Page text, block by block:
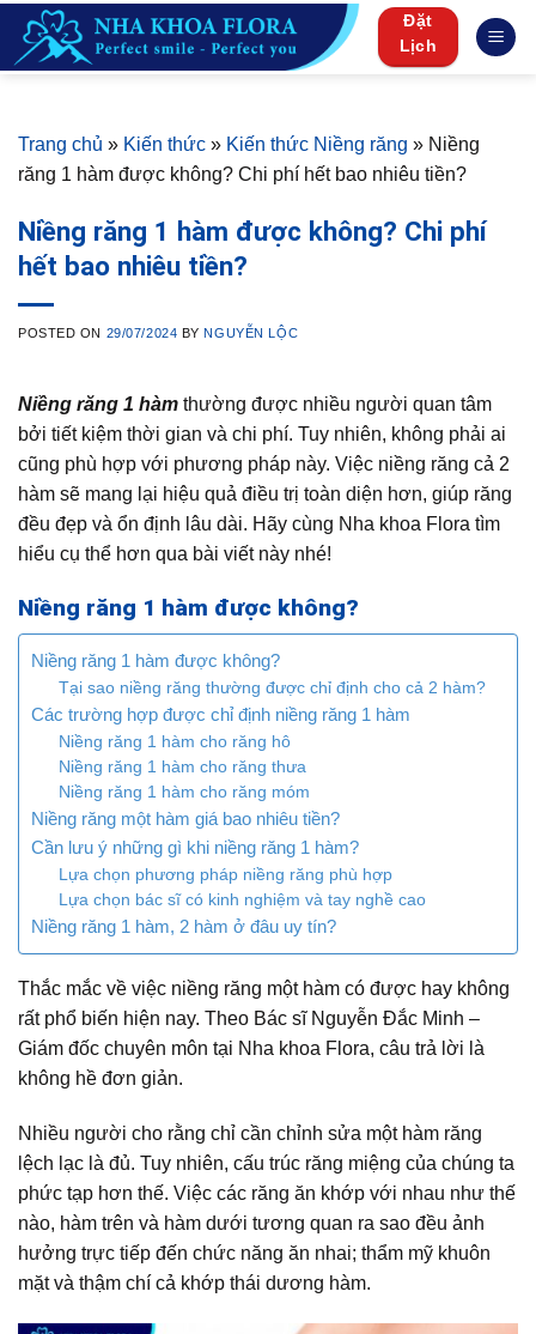
content
Đặt
Lịch
Trang chủ » Kiến thức » Kiến thức Niềng răng » Niềng
răng 1 hàm được không? Chi phí hết bao nhiêu tiền?
Niềng răng 1 hàm được không? Chi phí
hết bao nhiêu tiền?
POSTED ON 29/07/2024 BYNGUYỄN LỘC
Niềng răng 1 hàm thường được nhiều người quan tâm
bởi tiết kiệm thời gian và chi phí. Tuy nhiên, không phải ai
cũng phù hợp với phương pháp này. Việc niềng răng cả 2
hàm sẽ mang lại hiệu quả điều trị toàn diện hơn, giúp răng
đều đẹp và ổn định lâu dài. Hãy cùng Nha khoa Flora tìm
hiểu cụ thể hơn qua bài viết này nhé!
Niềng răng 1 hàm được không?
Niềng răng 1 hàm được không?
Tại sao niềng răng thường được chỉ định cho cả 2 hàm?
Các trường hợp được chỉ định niềng răng 1 hàm
Niềng răng 1 hàm cho răng hô
Niềng răng 1 hàm cho răng thưa
Niềng răng 1 hàm cho răng móm
Niềng răng một hàm giá bao nhiêu tiền?
Cần lưu ý những gì khi niềng răng 1 hàm?
Lựa chọn phương pháp niềng răng phù hợp
Lựa chọn bác sĩ có kinh nghiệm và tay nghề cao
Niềng răng 1 hàm, 2 hàm ở đâu uy tín?
Thắc mắc về việc niềng răng một hàm có được hay không
rất phổ biến hiện nay. Theo Bác sĩ Nguyễn Đắc Minh –
Giám đốc chuyên môn tại Nha khoa Flora, câu trả lời là
không hề đơn giản.
Nhiều người cho rằng chỉ cần chỉnh sửa một hàm răng
lệch lạc là đủ. Tuy nhiên, cấu trúc răng miệng của chúng ta
phức tạp hơn thế. Việc các răng ăn khớp với nhau như thế
nào, hàm trên và hàm dưới tương quan ra sao đều ảnh
hưởng trực tiếp đến chức năng ăn nhai; thẩm mỹ khuôn
mặt và thậm chí cả khớp thái dương hàm.